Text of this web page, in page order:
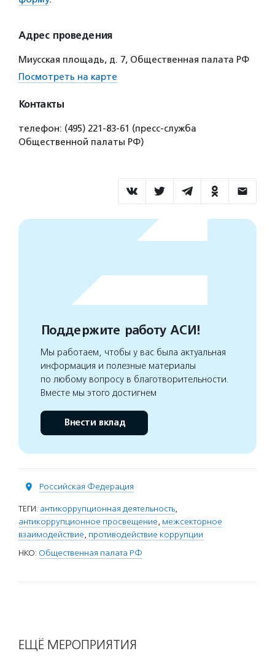
Адрес проведения
Миусская площадь, д. 7, Общественная палата РФ
Посмотреть на карте
Контакты
телефон: (495) 221-83-61 (пресс-служба
Общественной палаты РФ)
Поддержите работу АСИ!
Мы работаем, чтобы у вас была актуальная
информация и полезные материалы
по любому вопросу в благотворительности.
Вместе мы этого достигнем
Внести вклад
Российская Федерация
ТЕГИ: антикоррупционная деятельность,
антикоррупционное просвещение, межсекторное
взаимодействие, противодействие коррупции
НКО: Общественная палата РФ
ЕЩЁ МЕРОПРИЯТИЯ